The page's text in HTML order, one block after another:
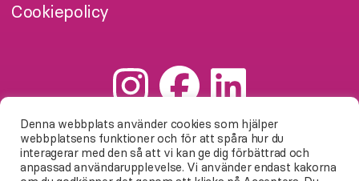
Cookiepolicy
Denna webbplats använder cookies som hjälper
webbplatsens funktioner och för att spåra hur du
interagerar med den så att vi kan ge dig förbättrad och
anpassad användarupplevelse. Vi använder endast kakorna